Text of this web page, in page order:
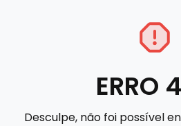
ERRO
Desculpe, não foi possível